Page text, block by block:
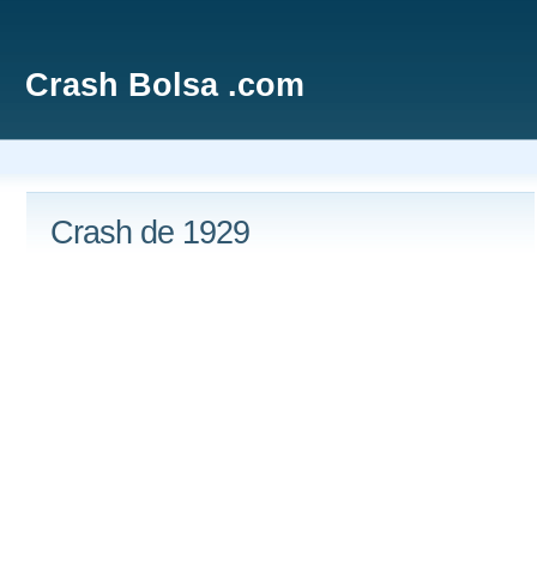
Crash Bolsa .com
Crash de 1929